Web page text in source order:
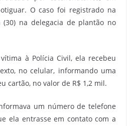
O caso foi registrado na
na delegacia de plantão no
à Polícia Civil, ela recebeu
no celular, informando uma
cartão, no valor de R$ 1,2 mil.
um número de telefone
ela entrasse em contato com a